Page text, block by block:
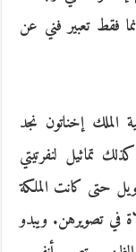
فقط تعبير فني عن
الملك إخناتون نجد
تماثيل لنفرتيتي
حتى كانت الملكة
في تصويرهن. ويبدو